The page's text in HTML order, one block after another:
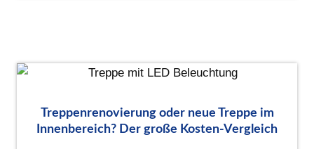
Treppenrenovierung oder neue Treppe im
Innenbereich? Der große Kosten-Vergleich